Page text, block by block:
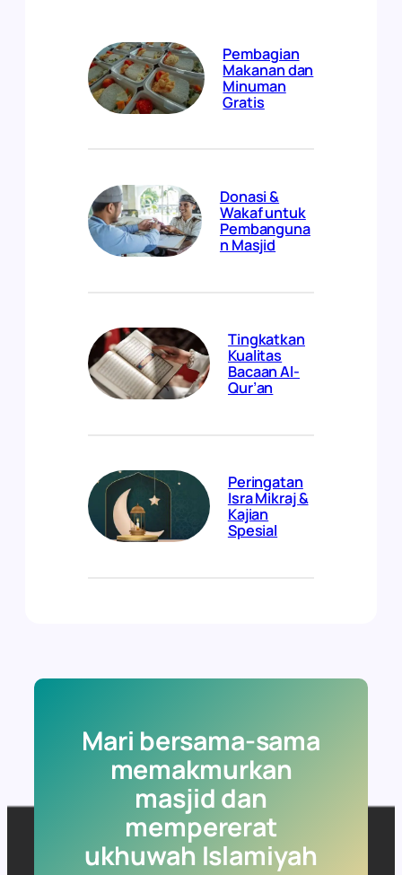
Pembagian
Makanan dan
Minuman
Gratis
Donasi &
Wakaf untuk
Pembanguna
n Masjid
Tingkatkan
Kualitas
Bacaan Al-
Qur’an
Peringatan
Isra Mikraj &
Kajian
Spesial
Mari bersama-sama
memakmurkan
masjid dan
mempererat
ukhuwah Islamiyah